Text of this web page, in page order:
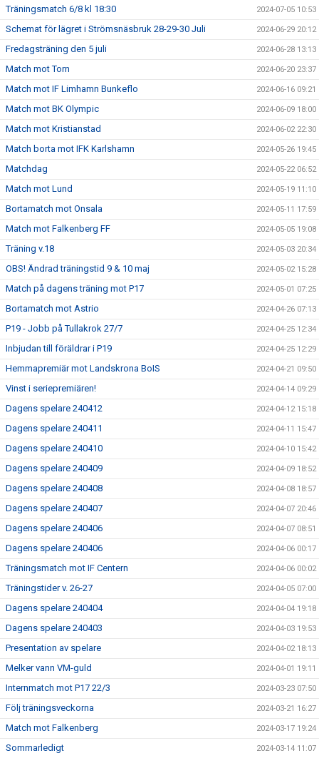
Träningsmatch 6/8 kl 18:30 2024-07-05 10:53
Schemat för lägret i Strömsnäsbruk 28-29-30 Juli 2024-06-29 20:12
Fredagsträning den 5 juli 2024-06-28 13:13
Match mot Torn 2024-06-20 23:37
Match mot IF Limhamn Bunkeflo 2024-06-16 09:21
Match mot BK Olympic 2024-06-09 18:00
Match mot Kristianstad 2024-06-02 22:30
Match borta mot IFK Karlshamn 2024-05-26 19:45
Matchdag 2024-05-22 06:52
Match mot Lund 2024-05-19 11:10
Bortamatch mot Onsala 2024-05-11 17:59
Match mot Falkenberg FF 2024-05-05 19:08
Träning v.18 2024-05-03 20:34
OBS! Ändrad träningstid 9 & 10 maj 2024-05-02 15:28
Match på dagens träning mot P17 2024-05-01 07:25
Bortamatch mot Astrio 2024-04-26 07:13
P19 - Jobb på Tullakrok 27/7 2024-04-25 12:34
Inbjudan till föräldrar i P19 2024-04-25 12:29
Hemmapremiär mot Landskrona BoIS 2024-04-21 09:50
Vinst i seriepremiären! 2024-04-14 09:29
Dagens spelare 240412 2024-04-12 15:18
Dagens spelare 240411 2024-04-11 15:47
Dagens spelare 240410 2024-04-10 15:42
Dagens spelare 240409 2024-04-09 18:52
Dagens spelare 240408 2024-04-08 18:57
Dagens spelare 240407 2024-04-07 20:46
Dagens spelare 240406 2024-04-07 08:51
Dagens spelare 240406 2024-04-06 00:17
Träningsmatch mot IF Centern 2024-04-06 00:02
Träningstider v. 26-27 2024-04-05 07:00
Dagens spelare 240404 2024-04-04 19:18
Dagens spelare 240403 2024-04-03 19:53
Presentation av spelare 2024-04-02 18:13
Melker vann VM-guld 2024-04-01 19:11
Internmatch mot P17 22/3 2024-03-23 07:50
Följ träningsveckorna 2024-03-21 16:27
Match mot Falkenberg 2024-03-17 19:24
Sommarledigt 2024-03-14 11:07